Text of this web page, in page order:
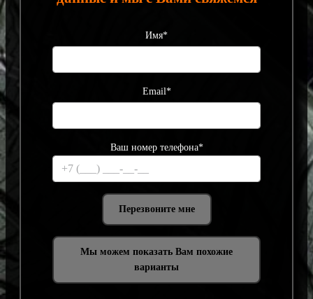
Имя*
Email*
Ваш номер телефона*
Мы можем показать Вам похожие
варианты